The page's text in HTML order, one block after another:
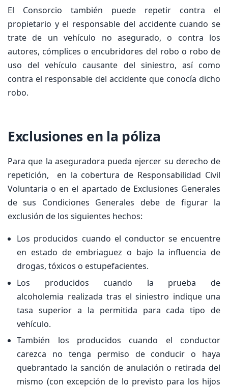
El Consorcio también puede repetir contra el
propietario y el responsable del accidente cuando se
trate de un vehículo no asegurado, o contra los
autores, cómplices o encubridores del robo o robo de
uso del vehículo causante del siniestro, así como
contra el responsable del accidente que conocía dicho
robo.
Exclusiones en la póliza
Para que la aseguradora pueda ejercer su derecho de
repetición, en la cobertura de Responsabilidad Civil
Voluntaria o en el apartado de Exclusiones Generales
de sus Condiciones Generales debe de figurar la
exclusión de los siguientes hechos:
Los producidos cuando el conductor se encuentre
en estado de embriaguez o bajo la influencia de
drogas, tóxicos o estupefacientes.
Los producidos cuando la prueba de
alcoholemia realizada tras el siniestro indique una
tasa superior a la permitida para cada tipo de
vehículo.
También los producidos cuando el conductor
carezca no tenga permiso de conducir o haya
quebrantado la sanción de anulación o retirada del
mismo (con excepción de lo previsto para los hijos